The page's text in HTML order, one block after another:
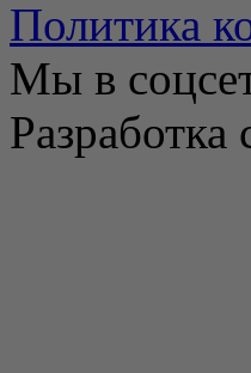
Политика
Мы в
Разработка